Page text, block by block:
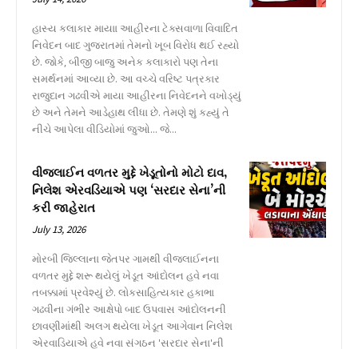
હાસ્ય કલાકાર માયાા આહીરના ટેક્સવાળા વિવાદિત
નિવેદન બાદ ગુજરાતમાં તેમનો ખૂબ વિરોધ થઈ રહ્યો
છે. જોકે, બીજી બાજુ અનેક કલાકારો પણ તેના
સમર્થનમાં આવ્યા છે. આ વચ્ચે વરિષ્ટ પત્રકાર
રાજુદાન ગઢવીએ માયા આહીરના નિવેદનને વખોડ્યું
છે અને તેમને આડેહાથ લીધા છે. તેમણે શું કહ્યું તે
નીચે આપેલા વીડિયોમાં જુઓ... જે...
વીજલાઈન વળતર મુદ્દે ખેડૂતોનો મોટો દાવ,
નિલેશ એરવડિયાએ પણ ‘સરદાર સેના’ની
કરી જાહેરાત
July 13, 2026
મોરબી જિલ્લાના જેતપર ગામથી વીજલાઈનના
વળતર મુદ્દે શરૂ થયેલું ખેડૂત આંદોલન હવે નવા
તબક્કામાં પ્રવેશ્યું છે. લોકસાહિત્યકાર હકાભા
ગઢવીના ગંભીર આક્ષેપો બાદ ઉપવાસ આંદોલનની
છાવણીમાંથી અલગ થયેલા ખેડૂત આગેવાન નિલેશ
એરવાડિયાએ હવે નવા સંગઠન 'સરદાર સેના'ની